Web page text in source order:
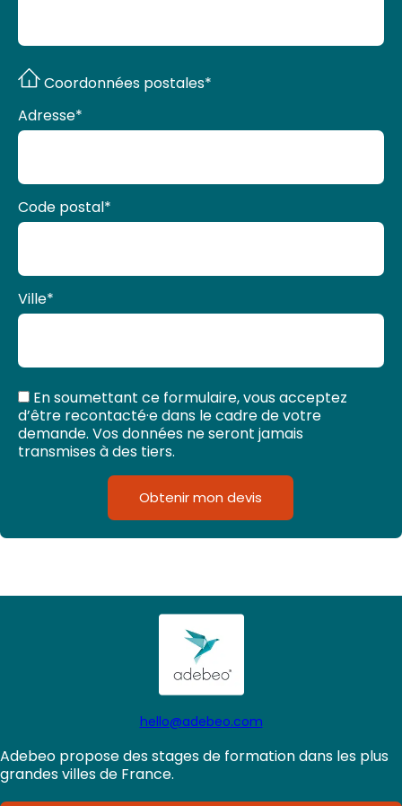
Coordonnées postales*
Adresse*
Code postal*
Ville*
En soumettant ce formulaire, vous acceptez
d’être recontacté·e dans le cadre de votre
demande. Vos données ne seront jamais
transmises à des tiers.
Obtenir mon devis
hello@adebeo.com
Adebeo propose des stages de formation dans les plus
grandes villes de France.